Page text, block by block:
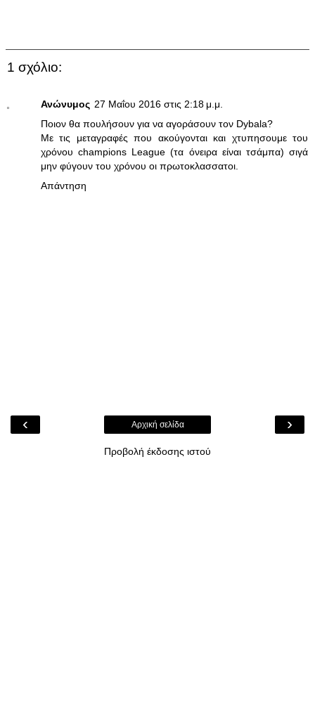
1 σχόλιο:
Ανώνυμος 27 Μαΐου 2016 στις 2:18 μ.μ.
Ποιον θα πουλήσουν για να αγοράσουν τον Dybala?
Με τις μεταγραφές που ακούγονται και χτυπησουμε του
χρόνου champions League (τα όνειρα είναι τσάμπα) σιγά
μην φύγουν του χρόνου οι πρωτοκλασσατοι.
Απάντηση
‹ ›
Αρχική σελίδα
Προβολή έκδοσης ιστού